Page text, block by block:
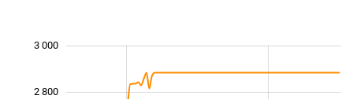
2 800
3 000